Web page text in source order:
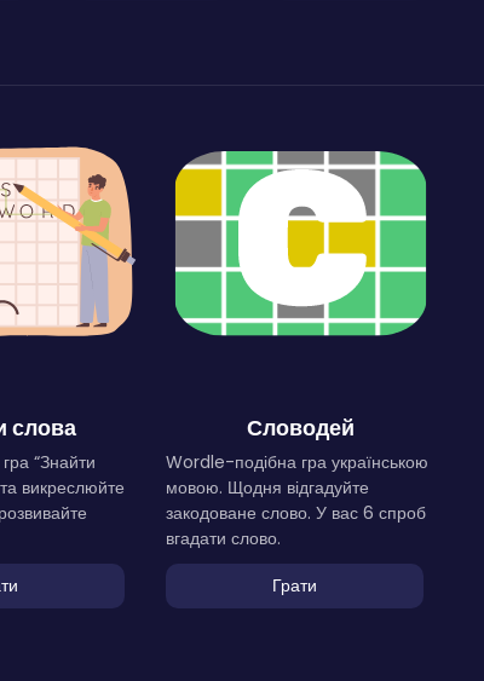
слова
“Знайти
викреслюйте
Словодей
Wordle-подібна гра українською
мовою. Щодня відгадуйте
закодоване слово. У вас 6 спроб
вгадати слово.
Грати